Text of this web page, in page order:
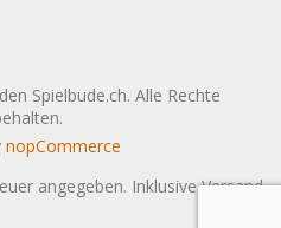
Spielbude.ch. Alle Rechte
nopCommerce
angegeben. InklusiveVersand